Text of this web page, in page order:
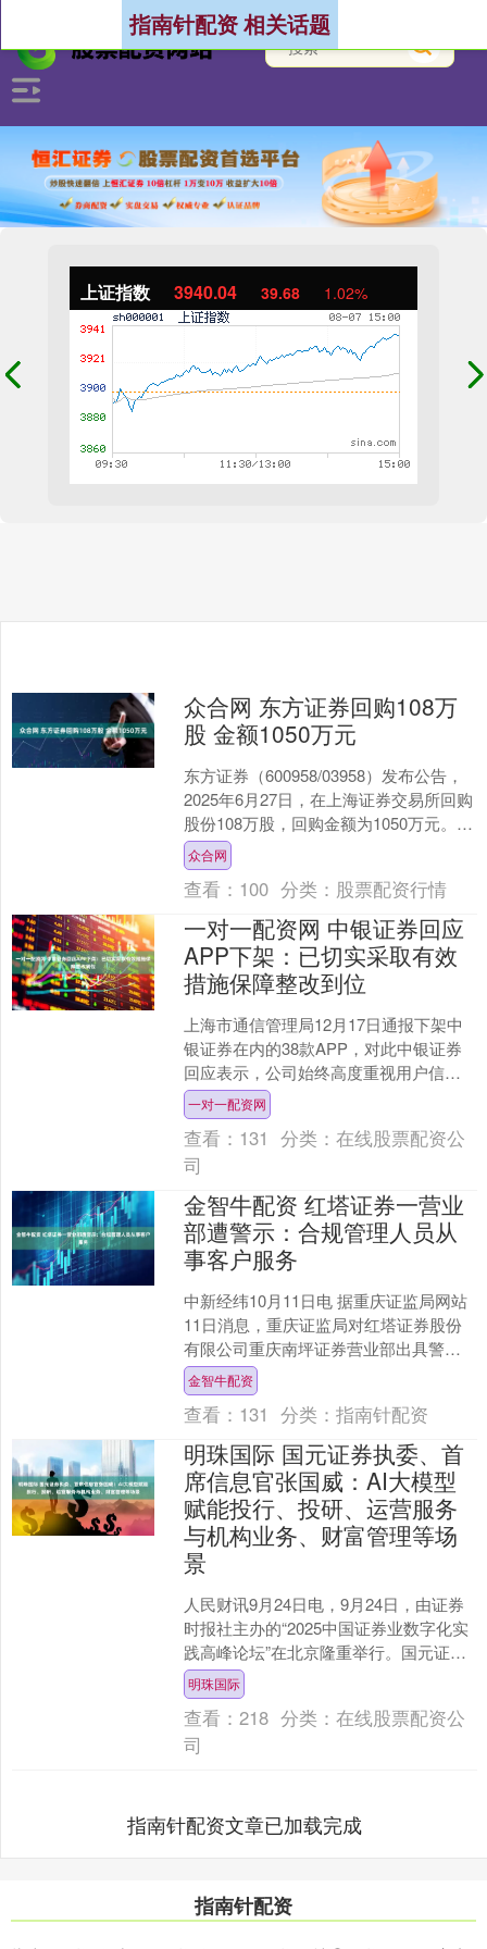
上证指数 3940.04 39.68 1.02%
指南针配资 相关话题
众合网 东方证券回购108万
股 金额1050万元
东方证券（600958/03958）发布公告，
2025年6月27日，在上海证券交易所回购
股份108万股，回购金额为1050万元。
海量资讯、精准解读，尽在新浪财....
众合网
查看： 100 分类： 股票配资行情
一对一配资网 中银证券回应
APP下架：已切实采取有效
措施保障整改到位
上海市通信管理局12月17日通报下架中
银证券在内的38款APP，对此中银证券
回应表示，公司始终高度重视用户信息
保护工作，致力于为客户提供安全、可
靠、放心的互联网....
一对一配资网
查看： 131 分类：在线股票配资公
司
金智牛配资 红塔证券一营业
部遭警示：合规管理人员从
事客户服务
中新经纬10月11日电 据重庆证监局网站
11日消息，重庆证监局对红塔证券股份
有限公司重庆南坪证券营业部出具警示
函。 来源：重庆证监局网站 重庆证监局
表示，经查，....
金智牛配资
查看： 131 分类：指南针配资
明珠国际 国元证券执委、首
席信息官张国威：AI大模型
赋能投行、投研、运营服务
与机构业务、财富管理等场
景
人民财讯9月24日电，9月24日，由证券
时报社主办的“2025中国证券业数字化实
践高峰论坛”在北京隆重举行。国元证券
执委、首席信息官张国威在“金融大模型
在证券业....
明珠国际
查看：218 分类：在线股票配资公
司
指南针配资文章已加载完成
指南针配资